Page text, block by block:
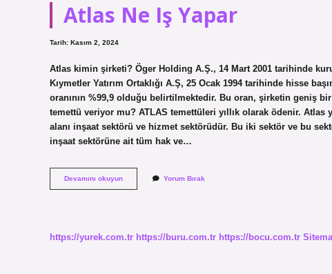
Atlas Ne Iş Yapar
Tarih: Kasım 2, 2024
Atlas kimin şirketi? Öger Holding A.Ş., 14 Mart 2001 tarihinde
Kıymetler Yatırım Ortaklığı A.Ş, 25 Ocak 1994 tarihinde hisse
oranının %99,9 olduğu belirtilmektedir. Bu oran, şirketin geniş
temettü veriyor mu? ATLAS temettüleri yıllık olarak ödenir.
alanı inşaat sektörü ve hizmet sektörüdür. Bu iki sektör ve bu
inşaat sektörüne ait tüm hak ve…
Devamını okuyunAtlas
Ne
Yorum Bırak
https://yurek.com.tr https://buru.com.tr https://bocu.com.tr